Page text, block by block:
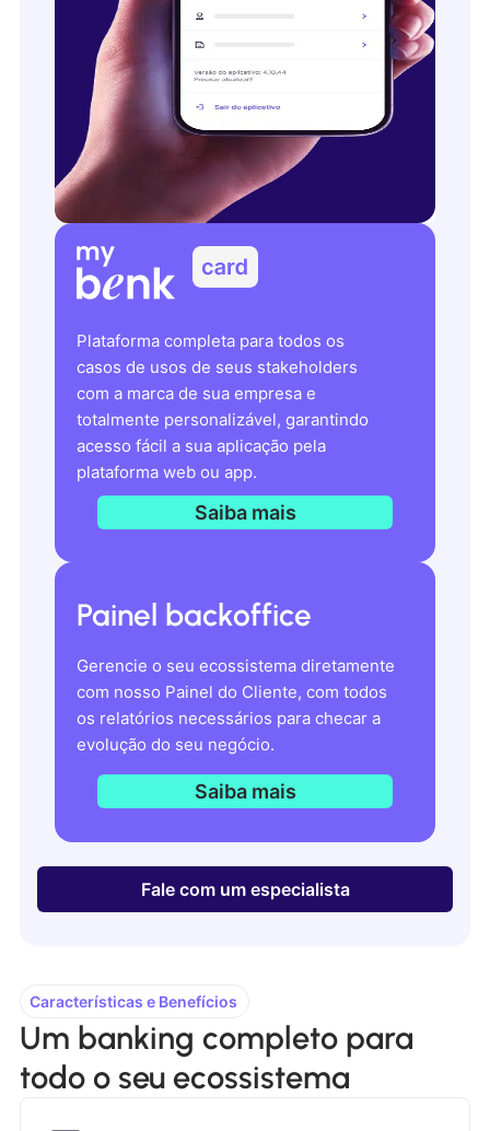
Plataforma completa para todos os
casos de usos de seus stakeholders
com a marca de sua empresa e
totalmente personalizável, garantindo
acesso fácil a sua aplicação pela
plataforma web ou app.
Saiba mais
Painel backoffice
Gerencie o seu ecossistema diretamente
com nosso Painel do Cliente, com todos
os relatórios necessários para checar a
evolução do seu negócio.
Saiba mais
Fale com um especialista
Características e Benefícios
Um banking completo para
todo o seu ecossistema